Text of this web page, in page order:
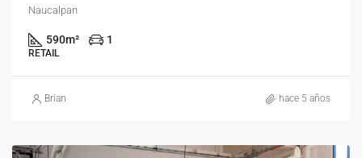
Naucalpan
590m² 1
RETAIL
Brian hace 5 años